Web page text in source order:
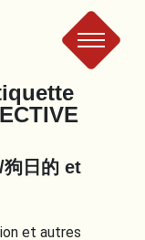
日的 et
et autres